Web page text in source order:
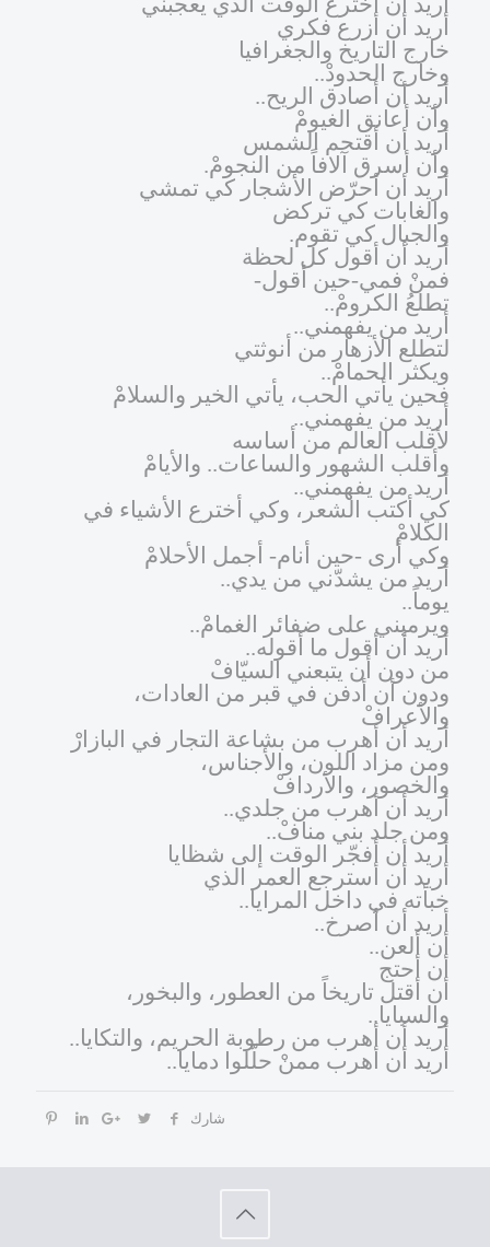
أريد أن أزرع فكري
خارج التاريخ والجغرافيا
وخارج الحدودْ..
أريد أن أصادق الريح..
وأن أعانق الغيومْ
أريد أن أقتحم الشمس
وأن أسرق آلافاً من النجومْ.
أريد أن أحرّض الأشجار كي تمشي
والغابات كي تركض
والجبال كي تقوم.
أريد أن أقول كل لحظة
فمنْ فمي-حين أقول-
تطلعُ الكرومْ..
أريد من يفهمني..
لتطلع الأزهار من أنوثتي
ويكثر الحمامْ..
فحين يأتي الحب، يأتي الخير والسلامْ
أريد من يفهمني..
لأقلب العالم من أساسه
وأقلب الشهور والساعات.. والأيامْ
أريد من يفهمني..
كي أكتب الشعر، وكي أخترع الأشياء في
الكلامْ
وكي أرى -حين أنام- أجمل الأحلامْ
أريد من يشدّني من يدي..
يوماً..
ويرميني على ضفائر الغمامْ..
أريد أن أقول ما أقوله..
من دون أن يتبعني السيّافْ
ودون أن أدفن في قبر من العادات،
والأعرافْ
أريد أن أهرب من بشاعة التجار في البازارْ
ومن مزاد اللون، والأجناس،
والخصور، والأردافْ
أريد أن أهرب من جلدي..
ومن جلد بني منافْ..
أريد أن أفجّر الوقت إلى شظايا
أريد أن أسترجع العمر الذي
خبأته في داخل المرايا..
أريد أن أصرخ..
أن ألعن..
أن أحتج
أن أقتل تاريخاً من العطور، والبخور،
والسبايا..
أريد أن أهرب من رطوبة الحريم، والتكايا..
أريد أن أهرب ممنْ حلّلوا دمايا..
شارك